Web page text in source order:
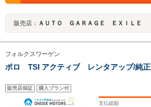
販売店： ＡＵＴＯ ＧＡＲＡＧＥ ＥＸＩＬＥ
フォルクスワーゲン
ポロ TSI アクティブ レンタアップ/純正
販売店保証 購入プラン付
支払総額